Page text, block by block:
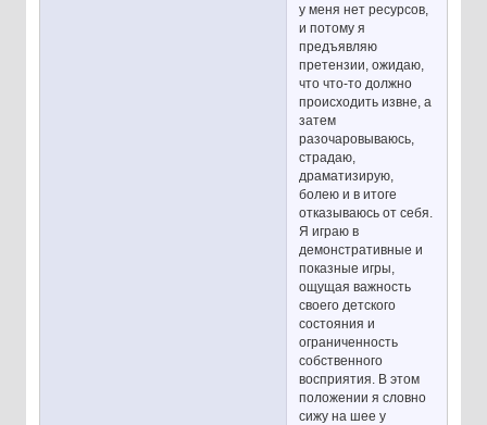
у меня нет ресурсов,
и потому я
предъявляю
претензии, ожидаю,
что что-то должно
происходить извне, а
затем
разочаровываюсь,
страдаю,
драматизирую,
болею и в итоге
отказываюсь от себя.
Я играю в
демонстративные и
показные игры,
ощущая важность
своего детского
состояния и
ограниченность
собственного
восприятия. В этом
положении я словно
сижу на шее у